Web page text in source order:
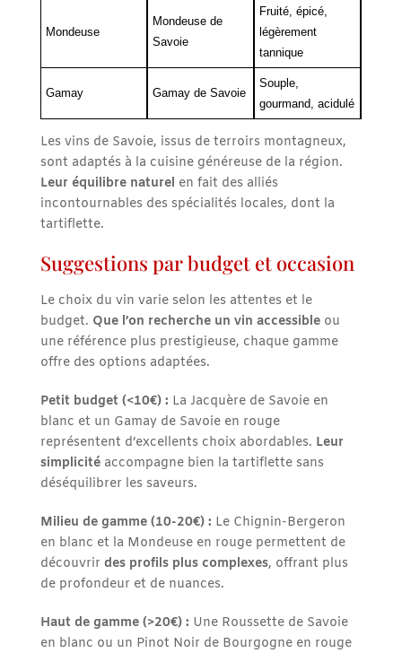
Mondeuse
Mondeuse de
Savoie
Fruité, épicé,
légèrement
tannique
Gamay Gamay de Savoie
Souple,
gourmand, acidulé
Les vins de Savoie, issus de terroirs montagneux,
sont adaptés à la cuisine généreuse de la région.
Leur équilibre naturel en fait des alliés
incontournables des spécialités locales, dont la
tartiflette.
Suggestions par budget et occasion
Le choix du vin varie selon les attentes et le
budget. Que l’on recherche un vin accessibleou
une référence plus prestigieuse, chaque gamme
offre des options adaptées.
Petit budget (<10€) : La Jacquère de Savoie en
blanc et un Gamay de Savoie en rouge
représentent d’excellents choix abordables. Leur
simplicitéaccompagne bien la tartiflette sans
déséquilibrer les saveurs.
Milieu de gamme (10-20€) : Le Chignin-Bergeron
en blanc et la Mondeuse en rouge permettent de
découvrir des profils plus complexes, offrant plus
de profondeur et de nuances.
Haut de gamme (>20€) : Une Roussette de Savoie
en blanc ou un Pinot Noir de Bourgogne en rouge